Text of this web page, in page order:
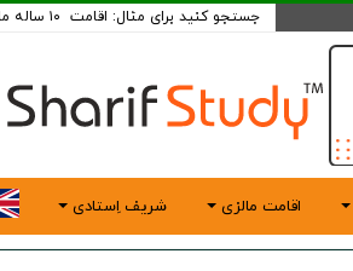
اقامت مالزی شریف اِستادی